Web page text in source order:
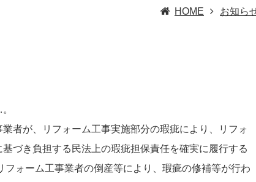
HOME お知ら
者が、リフォーム工事実施部分の瑕疵により、リフォ
づき負担する民法上の瑕疵担保責任を確実に履行する
ォーム工事業者の倒産等により、瑕疵の修補等が行わ